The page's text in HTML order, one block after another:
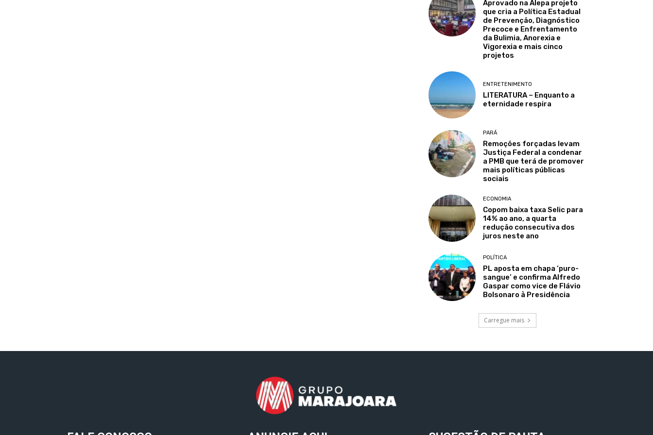
Aprovado na Alepa projeto
que cria a Política Estadual
de Prevenção, Diagnóstico
Precoce e Enfrentamento
da Bulimia, Anorexia e
Vigorexia e mais cinco
projetos
ENTRETENIMENTO
LITERATURA – Enquanto a
eternidade respira
PARÁ
Remoções forçadas levam
Justiça Federal a condenar
a PMB que terá de promover
mais políticas públicas
sociais
ECONOMIA
Copom baixa taxa Selic para
14% ao ano, a quarta
redução consecutiva dos
juros neste ano
POLÍTICA
PL aposta em chapa ‘puro-
sangue’ e confirma Alfredo
Gaspar como vice de Flávio
Bolsonaro à Presidência
Carregue mais